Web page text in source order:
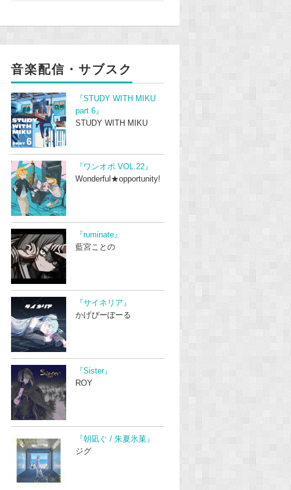
音楽配信・サブスク
『STUDY WITH MIKU
part 6』
STUDY WITH MIKU
『ワンオポ VOL.22』
Wonderful★opportunity!
『ruminate』
藍宮ことの
『サイネリア』
かげぴーぼーる
『Sister』
ROY
『朝凪ぐ / 朱夏氷菓』
ジグ